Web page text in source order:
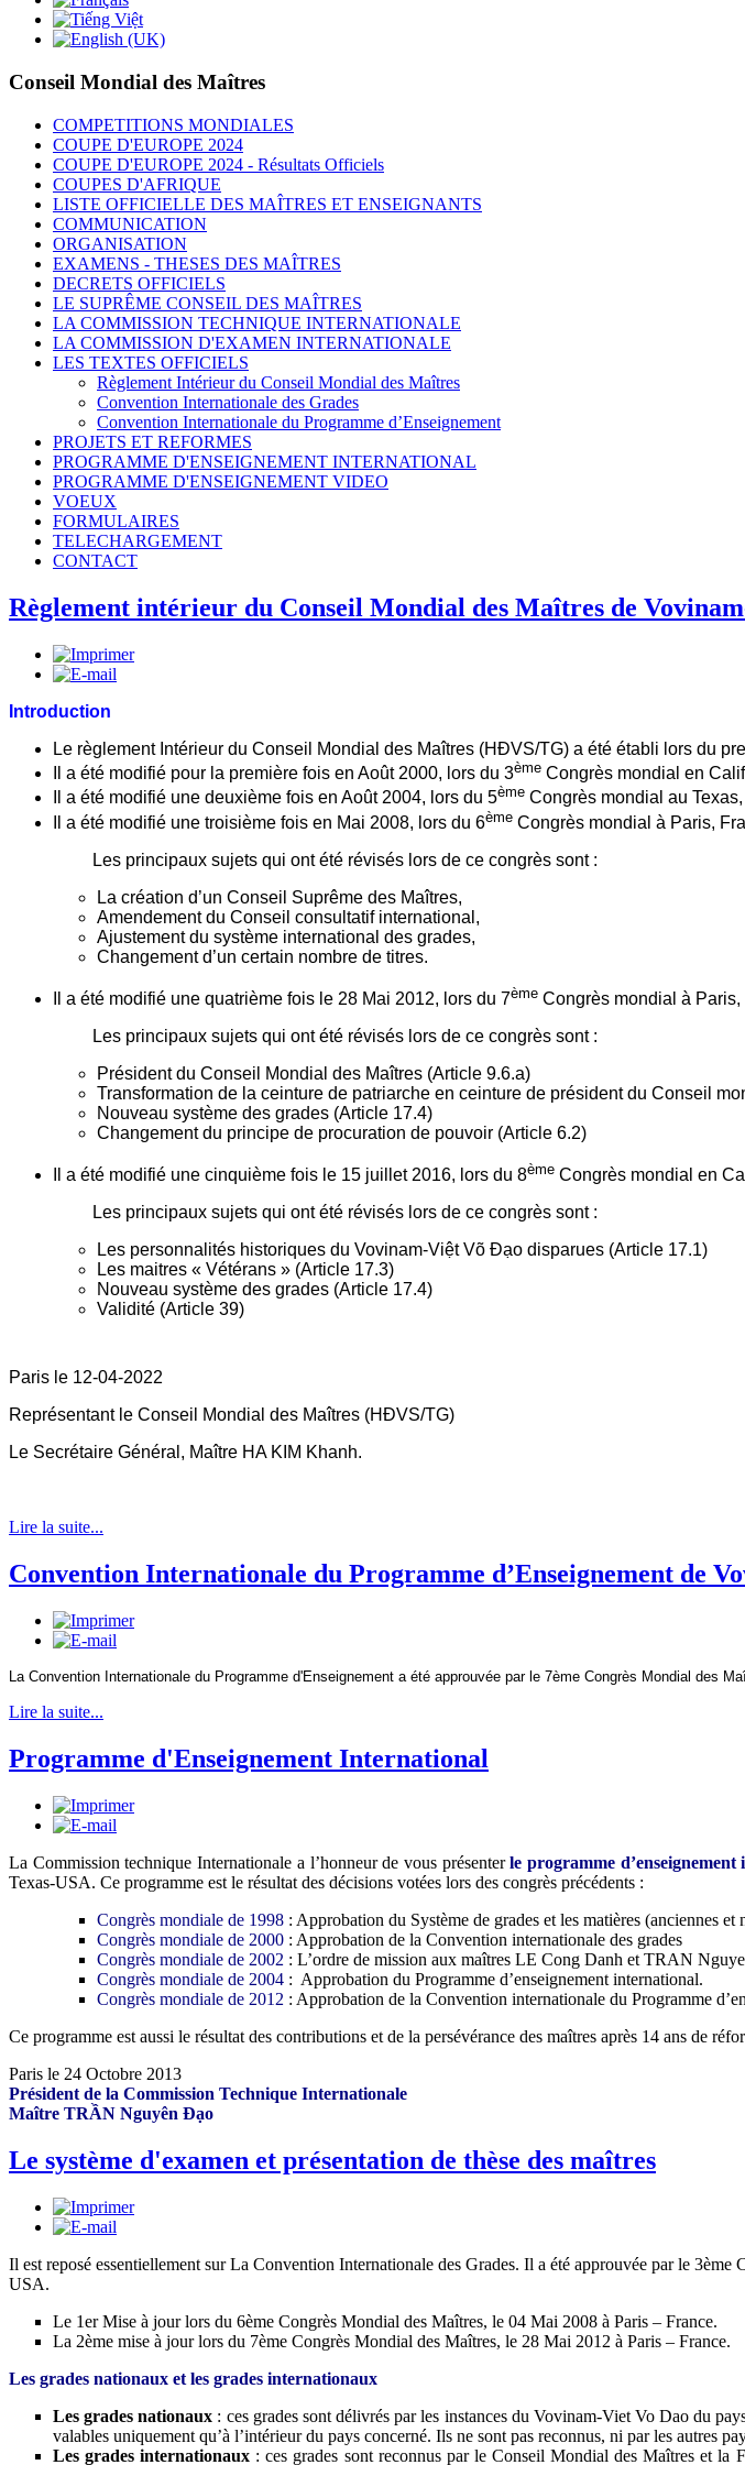
Conseil Mondial des Maîtres
COMPETITIONS MONDIALES
COUPE D'EUROPE 2024
COUPE D'EUROPE 2024 - Résultats Officiels
COUPES D'AFRIQUE
LISTE OFFICIELLE DES MAÎTRES ET ENSEIGNANTS
COMMUNICATION
ORGANISATION
EXAMENS - THESES DES MAÎTRES
DECRETS OFFICIELS
LE SUPRÊME CONSEIL DES MAÎTRES
LA COMMISSION TECHNIQUE INTERNATIONALE
LA COMMISSION D'EXAMEN INTERNATIONALE
LES TEXTES OFFICIELS
Règlement Intérieur du Conseil Mondial des Maîtres
Convention Internationale des Grades
Convention Internationale du Programme d’Enseignement
PROJETS ET REFORMES
PROGRAMME D'ENSEIGNEMENT INTERNATIONAL
PROGRAMME D'ENSEIGNEMENT VIDEO
VOEUX
FORMULAIRES
TELECHARGEMENT
CONTACT
Règlement intérieur du Conseil Mondial des Maîtres de
Introduction
Le règlement Intérieur du Conseil Mondial des Maîtres (HĐVS/TG) a été établi lors du
Il a été modifié pour la première fois en Août 2000, lors du 3ème Congrès mondial en
Il a été modifié une deuxième fois en Août 2004, lors du 5ème Congrès mondial au
Il a été modifié une troisième fois en Mai 2008, lors du 6ème Congrès mondial à Paris,
Les principaux sujets qui ont été révisés lors de ce congrès sont :
La création d’un Conseil Suprême des Maîtres,
Amendement du Conseil consultatif international,
Ajustement du système international des grades,
Changement d’un certain nombre de titres.
Il a été modifié une quatrième fois le 28 Mai 2012, lors du 7ème Congrès mondial à Paris,
Les principaux sujets qui ont été révisés lors de ce congrès sont :
Président du Conseil Mondial des Maîtres (Article 9.6.a)
Transformation de la ceinture de patriarche en ceinture de président du Conseil
Nouveau système des grades (Article 17.4)
Changement du principe de procuration de pouvoir (Article 6.2)
Il a été modifié une cinquième fois le 15 juillet 2016, lors du 8ème Congrès mondial en
Les principaux sujets qui ont été révisés lors de ce congrès sont :
Les personnalités historiques du Vovinam-Việt Võ Đạo disparues (Article 17.1)
Les maitres « Vétérans » (Article 17.3)
Nouveau système des grades (Article 17.4)
Validité (Article 39)
Paris le 12-04-2022
Représentant le Conseil Mondial des Maîtres (HĐVS/TG)
Le Secrétaire Général, Maître HA KIM Khanh.
Lire la suite...
Convention Internationale du Programme d’Enseignement de
La Convention Internationale du Programme d'Enseignement a été approuvée par le 7ème Congrès Mondial des
Lire la suite...
Programme d'Enseignement International
La Commission technique Internationale a l’honneur de vous présenterle programme
Texas-USA. Ce programme est le résultat des décisions votées lors des congrès précédents :
Congrès mondiale de 1998 : Approbation du Système de grades et les matières (anciennes et
Congrès mondiale de 2000 : Approbation de la Convention internationale des grades
Congrès mondiale de 2002 : L’ordre de mission aux maîtres LE Cong Danh et TRAN
Congrès mondiale de 2004 : Approbation du Programme d’enseignement international.
Congrès mondiale de 2012 : Approbation de la Convention internationale du Programme
Ce programme est aussi le résultat des contributions et de la persévérance des maîtres après 14 ans de
Paris le 24 Octobre 2013
Président de la Commission Technique Internationale
Maître TRẦN Nguyên Đạo
Le système d'examen et présentation de thèse des maîtres
Il est reposé essentiellement sur La Convention Internationale des Grades. Il a été approuvée par le
USA.
Le 1er Mise à jour lors du 6ème Congrès Mondial des Maîtres, le 04 Mai 2008 à Paris – France.
La 2ème mise à jour lors du 7ème Congrès Mondial des Maîtres, le 28 Mai 2012 à Paris – France.
Les grades nationaux et les grades internationaux
Les grades nationaux : ces grades sont délivrés par les instances du Vovinam-Viet Vo Dao du
valables uniquement qu’à l’intérieur du pays concerné. Ils ne sont pas reconnus, ni par les autres
Les grades internationaux : ces grades sont reconnus par le Conseil Mondial des Maîtres et